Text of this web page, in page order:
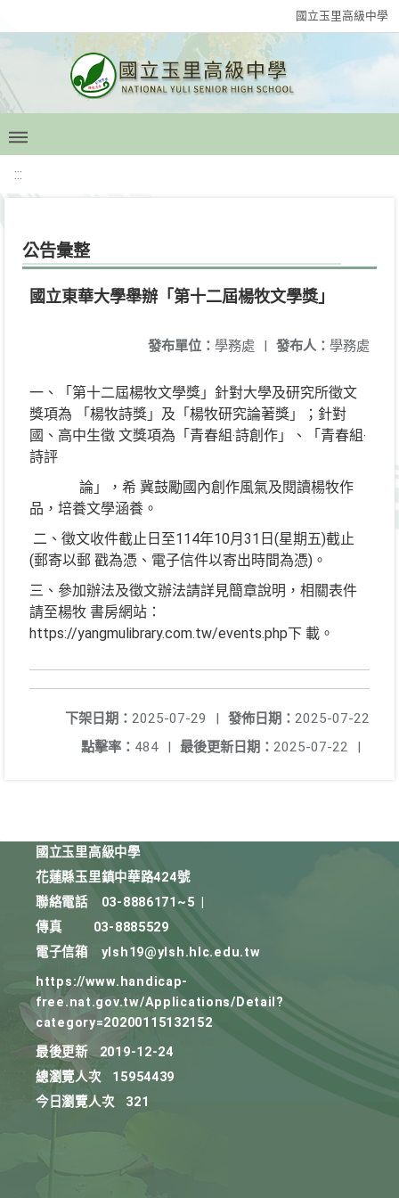
國立玉里高級中學
:::
公告彙整
國立東華大學舉辦「第十二屆楊牧文學獎」
發布人： 學務處
發布單位： 學務處 |
一、「第十二屆楊牧文學獎」針對大學及研究所徵文
獎項為 「楊牧詩獎」及「楊牧研究論著獎」；針對
國、高中生徵 文獎項為「青春組‧詩創作」、「青春組‧
詩評
論」，希 冀鼓勵國內創作風氣及閱讀楊牧作
品，培養文學涵養。
二、徵文收件截止日至114年10月31日(星期五)截止
(郵寄以郵 戳為憑、電子信件以寄出時間為憑)。
三、參加辦法及徵文辦法請詳見簡章說明，相關表件
請至楊牧 書房網站：
https://yangmulibrary.com.tw/events.php下 載。
發佈日期： 2025-07-22
下架日期： 2025-07-29
|
最後更新日期： 2025-07-22 |
點擊率： 484 |
國立玉里高級中學
花蓮縣玉里鎮中華路424號
聯絡電話
03-8886171~5
傳真
03-8885529
電子信箱
ylsh19@ylsh.hlc.edu.tw
https://www.handicap-
free.nat.gov.tw/Applications/Detail?
category=20200115132152
最後更新
2019-12-24
總瀏覽人次
15954439
今日瀏覽人次
321